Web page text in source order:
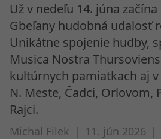
Už v nedeľu 14. júna
Gbeľany hudobná udalosť
Unikátne spojenie hudby,
Musica Nostra
kultúrnych pamiatkach aj
N. Meste, Čadci, Orlovom,
Rajci.
Michal Filek | 11. jún 2026 |